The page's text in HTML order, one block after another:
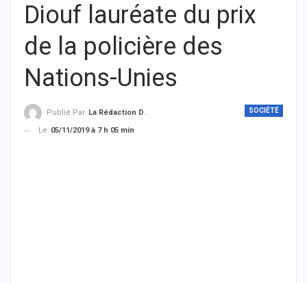
Diouf lauréate du prix
de la policière des
Nations-Unies
SOCIÉTÉ
Publié Par La Rédaction De THIEYSENEGAL.com
Le 05/11/2019 à 7 h 05 min